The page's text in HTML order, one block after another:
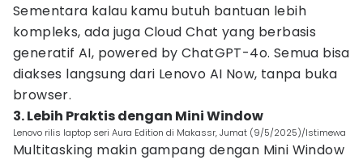
Sementara kalau kamu butuh bantuan lebih
kompleks, ada juga Cloud Chat yang berbasis
generatif AI, powered by ChatGPT-4o. Semua bisa
diakses langsung dari Lenovo AI Now, tanpa buka
browser.
3. Lebih Praktis dengan Mini Window
Lenovo rilis laptop seri Aura Edition di Makassr, Jumat (9/5/2025)/Istimewa
Multitasking makin gampang dengan Mini Window